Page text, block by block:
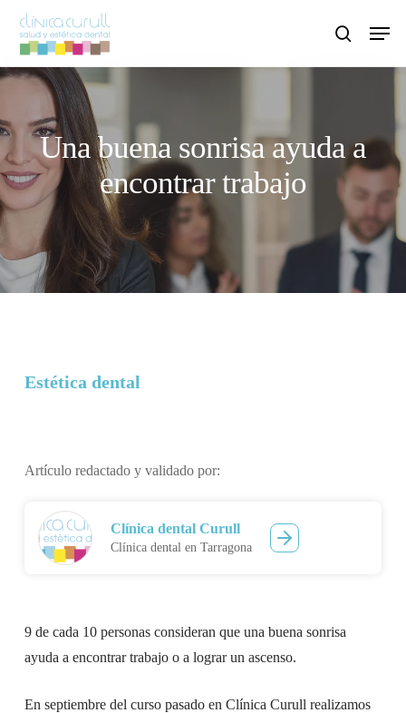
search
Menu
Una buena sonrisa ayuda a
encontrar trabajo
Estética dental
Artículo redactado y validado por:
Clínica dental Curull
Clínica dental en Tarragona
9 de cada 10 personas consideran que una buena sonrisa
ayuda a encontrar trabajo o a lograr un ascenso.
En septiembre del curso pasado en Clínica Curull realizamos